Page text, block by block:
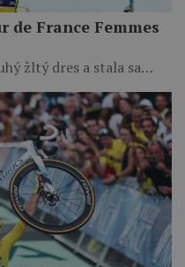
de France Femmes
žltý dres a stala sa…